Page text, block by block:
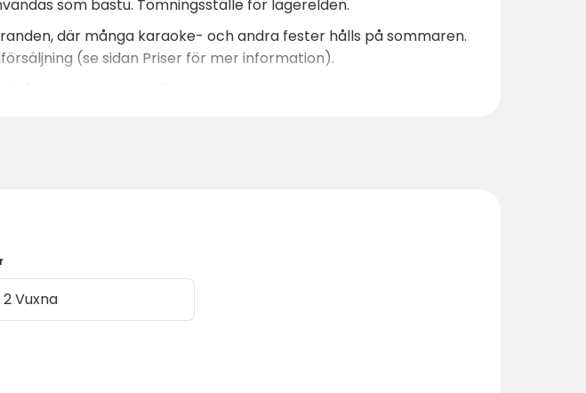
som bastu. Tömningsställe för lägerelden.
där många karaoke- och andra fester hålls på sommaren.
(se sidan Priser för mer information).
från kontoret. Andra förnödenheter som myggmedel, kepsar,
torktumlare, duschar, köksfaciliteter och en